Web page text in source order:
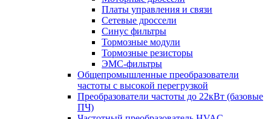
Платы управления и связи
Сетевые дроссели
Синус фильтры
Тормозные модули
Тормозные резисторы
ЭМС-фильтры
Общепромышленные преобразователи
частоты с высокой перегрузкой
Преобразователи частоты до 22кВт (базовые
ПЧ)